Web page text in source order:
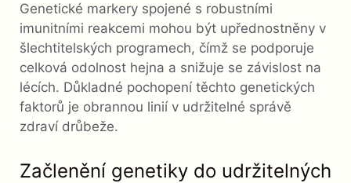
Genetické markery spojené s robustními
imunitními reakcemi mohou být upřednostněny v
šlechtitelských programech, čímž se podporuje
celková odolnost hejna a snižuje se závislost na
lécích. Důkladné pochopení těchto genetických
faktorů je obrannou linií v udržitelné správě
zdraví drůbeže.
Začlenění genetiky do udržitelných